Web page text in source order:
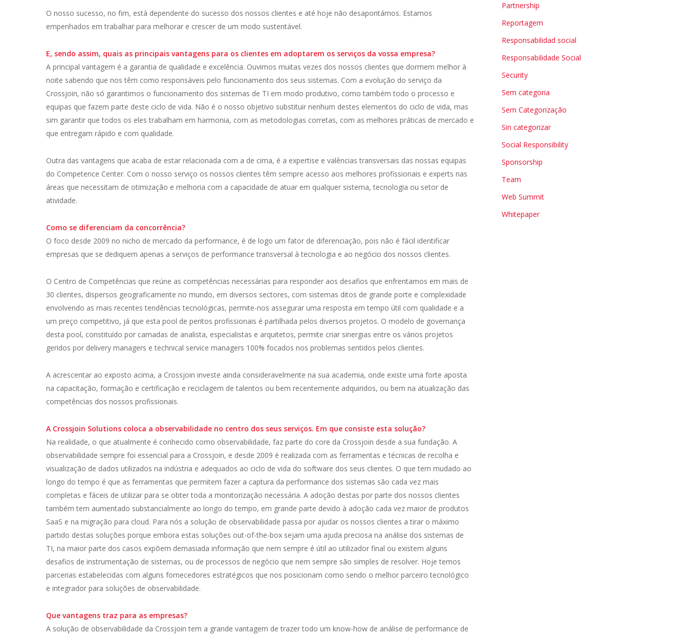
O nosso sucesso, no fim, está dependente do sucesso dos nossos clientes e até hoje não desapontámos. Estamos
empenhados em trabalhar para melhorar e crescer de um modo sustentável.
E, sendo assim, quais as principais vantagens para os clientes em adoptarem os serviços da vossa empresa?
A principal vantagem é a garantia de qualidade e excelência. Ouvimos muitas vezes dos nossos clientes que dormem melhor à
noite sabendo que nos têm como responsáveis pelo funcionamento dos seus sistemas. Com a evolução do serviço da
Crossjoin, não só garantimos o funcionamento dos sistemas de TI em modo produtivo, como também todo o processo e
equipas que fazem parte deste ciclo de vida. Não é o nosso objetivo substituir nenhum destes elementos do ciclo de vida, mas
sim garantir que todos os eles trabalham em harmonia, com as metodologias corretas, com as melhores práticas de mercado e
que entregam rápido e com qualidade.
Outra das vantagens que acaba de estar relacionada com a de cima, é a expertise e valências transversais das nossas equipas
do Competence Center. Com o nosso serviço os nossos clientes têm sempre acesso aos melhores profissionais e experts nas
áreas que necessitam de otimização e melhoria com a capacidade de atuar em qualquer sistema, tecnologia ou setor de
atividade.
Como se diferenciam da concorrência?
O foco desde 2009 no nicho de mercado da performance, é de logo um fator de diferenciação, pois não é fácil identificar
empresas que se dediquem apenas a serviços de performance transversal à tecnologia e ao negócio dos nossos clientes.
O Centro de Competências que reúne as competências necessárias para responder aos desafios que enfrentamos em mais de
30 clientes, dispersos geograficamente no mundo, em diversos sectores, com sistemas ditos de grande porte e complexidade
envolvendo as mais recentes tendências tecnológicas, permite-nos assegurar uma resposta em tempo útil com qualidade e a
um preço competitivo, já que esta pool de peritos profissionais é partilhada pelos diversos projetos. O modelo de governança
desta pool, constituído por camadas de analista, especialistas e arquitetos, permite criar sinergias entre os vários projetos
geridos por delivery managers e technical service managers 100% focados nos problemas sentidos pelos clientes.
A acrescentar ao exposto acima, a Crossjoin investe ainda consideravelmente na sua academia, onde existe uma forte aposta
na capacitação, formação e certificação e reciclagem de talentos ou bem recentemente adquiridos, ou bem na atualização das
competências dos nossos profissionais.
A Crossjoin Solutions coloca a observabilidade no centro dos seus serviços. Em que consiste esta solução?
Na realidade, o que atualmente é conhecido como observabilidade, faz parte do core da Crossjoin desde a sua fundação. A
observabilidade sempre foi essencial para a Crossjoin, e desde 2009 é realizada com as ferramentas e técnicas de recolha e
visualização de dados utilizados na indústria e adequados ao ciclo de vida do software dos seus clientes. O que tem mudado ao
longo do tempo é que as ferramentas que permitem fazer a captura da performance dos sistemas são cada vez mais
completas e fáceis de utilizar para se obter toda a monitorização necessária. A adoção destas por parte dos nossos clientes
também tem aumentado substancialmente ao longo do tempo, em grande parte devido à adoção cada vez maior de produtos
SaaS e na migração para cloud. Para nós a solução de observabilidade passa por ajudar os nossos clientes a tirar o máximo
partido destas soluções porque embora estas soluções out-of-the-box sejam uma ajuda preciosa na análise dos sistemas de
TI, na maior parte dos casos expõem demasiada informação que nem sempre é útil ao utilizador final ou existem alguns
desafios de instrumentação de sistemas, ou de processos de negócio que nem sempre são simples de resolver. Hoje temos
parcerias estabelecidas com alguns fornecedores estratégicos que nos posicionam como sendo o melhor parceiro tecnológico
e integrador para soluções de observabilidade.
Que vantagens traz para as empresas?
A solução de observabilidade da Crossjoin tem a grande vantagem de trazer todo um know-how de análise de performance de
Partnership
Reportagem
Responsabilidad social
Responsabilidade Social
Security
Sem categoria
Sem Categorização
Sin categorizar
Social Responsibility
Sponsorship
Team
Web Summit
Whitepaper